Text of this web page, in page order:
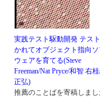
実践テスト駆動開発 テス
かれてオブジェクト指向ソ
ウェアを育てる(Steve
Freeman/Nat Pryce/和智 右
正弘)
推薦のことばを寄稿しまし